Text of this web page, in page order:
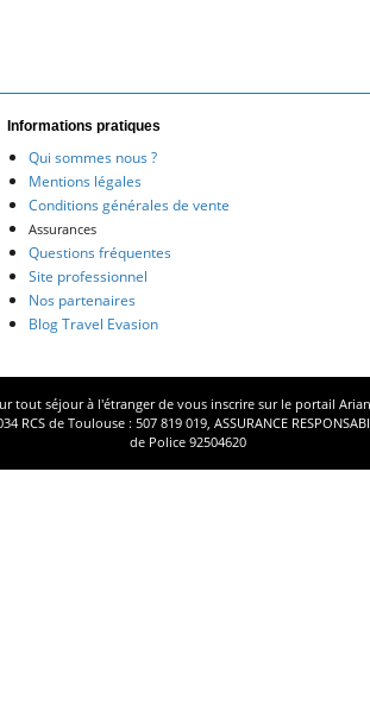
Informations pratiques
Qui sommes nous ?
Mentions légales
Conditions générales de vente
Assurances
Questions fréquentes
Site professionnel
Nos partenaires
Blog Travel Evasion
tout séjour à l'étranger de vous inscrire sur le portail
de Toulouse : 507 819 019, ASSURANCE
de Police 92504620